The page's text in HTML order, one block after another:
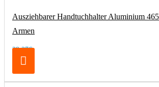
Ausziehbarer Handtuchhalter Aluminium
Armen
29,37€